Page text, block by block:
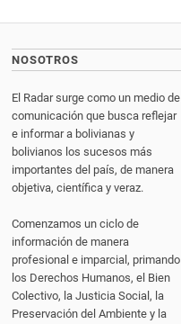
NOSOTROS
El Radar surge como un medio de
comunicación que busca reflejar
e informar a bolivianas y
bolivianos los sucesos más
importantes del país, de manera
objetiva, científica y veraz.
Comenzamos un ciclo de
información de manera
profesional e imparcial, primando
los Derechos Humanos, el Bien
Colectivo, la Justicia Social, la
Preservación del Ambiente y la